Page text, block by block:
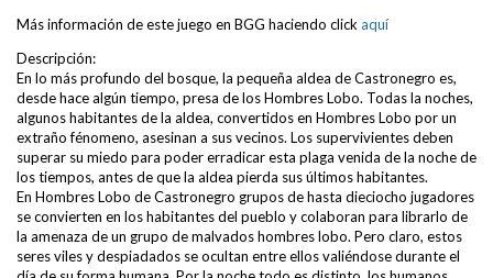
Más información de este juego en BGG haciendo click aquí
Descripción:
En lo más profundo del bosque, la pequeña aldea de Castronegro es,
desde hace algún tiempo, presa de los Hombres Lobo. Todas la noches,
algunos habitantes de la aldea, convertidos en Hombres Lobo por un
extraño fénomeno, asesinan a sus vecinos. Los supervivientes deben
superar su miedo para poder erradicar esta plaga venida de la noche de
los tiempos, antes de que la aldea pierda sus últimos habitantes.
En Hombres Lobo de Castronegro grupos de hasta dieciocho jugadores
se convierten en los habitantes del pueblo y colaboran para librarlo de
la amenaza de un grupo de malvados hombres lobo. Pero claro, estos
seres viles y despiadados se ocultan entre ellos valiéndose durante el